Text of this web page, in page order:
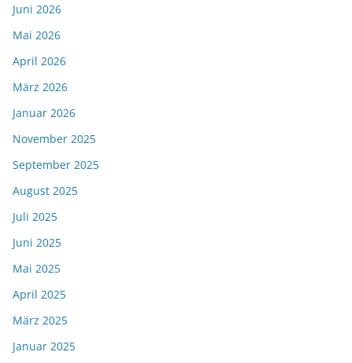
Juni 2026
Mai 2026
April 2026
März 2026
Januar 2026
November 2025
September 2025
August 2025
Juli 2025
Juni 2025
Mai 2025
April 2025
März 2025
Januar 2025